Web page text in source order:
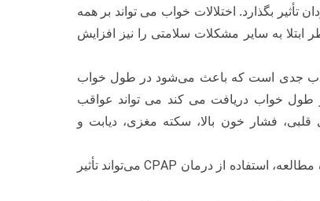
بگذارد. اختلالات خواب می تواند بر همه
ابتلا به سایر مشکلات سلامتی را نیز افزایش
جدی است که باعث می‌شود در طول خواب
طول خواب دریافت می کند می تواند عواقب
فشار خون بالا، سکته مغزی، دیابت و
مطالعه، استفاده از درمان CPAPمی‌تواند تأثیر